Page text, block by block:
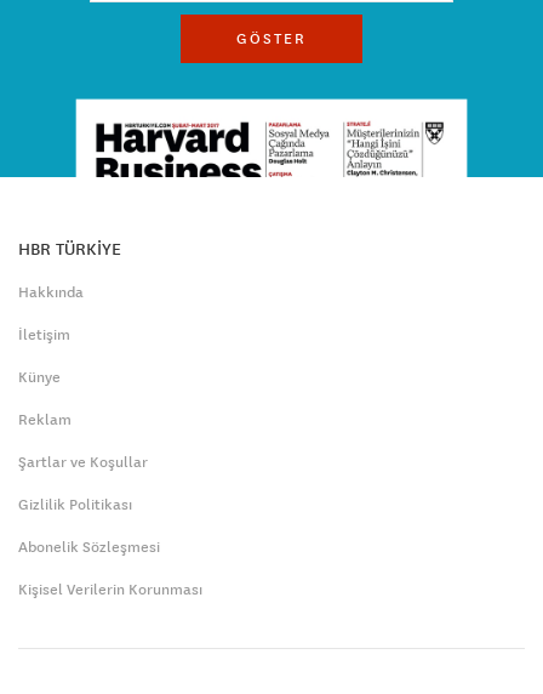
GÖSTER
HBR TÜRKİYE
Hakkında
İletişim
Künye
Reklam
Şartlar ve Koşullar
Gizlilik Politikası
Abonelik Sözleşmesi
Kişisel Verilerin Korunması